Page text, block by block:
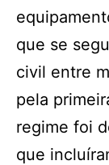
que se
civil entre
pela
regime foi
que